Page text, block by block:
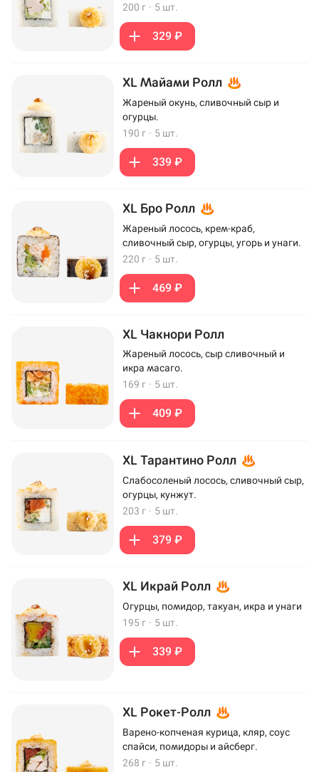
200 г · 5 шт.
329 ₽
XL Майами Ролл
Жареный окунь, сливочный сыр и
огурцы.
190 г · 5 шт.
339 ₽
XL Бро Ролл
Жареный лосось, крем-краб,
сливочный сыр, огурцы, угорь и унаги.
220 г · 5 шт.
469 ₽
XL Чакнори Ролл
Жареный лосось, сыр сливочный и
икра масаго.
169 г · 5 шт.
409 ₽
XL Тарантино Ролл
Слабосоленый лосось, сливочный сыр,
огурцы, кунжут.
203 г · 5 шт.
379 ₽
XL Икрай Ролл
Огурцы, помидор, такуан, икра и унаги
195 г · 5 шт.
339 ₽
XL Рокет-Ролл
Варено-копченая курица, кляр, соус
спайси, помидоры и айсберг.
268 г · 5 шт.